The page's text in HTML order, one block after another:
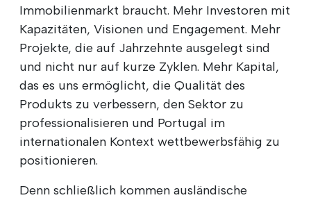
Immobilienmarkt braucht. Mehr Investoren mit
Kapazitäten, Visionen und Engagement. Mehr
Projekte, die auf Jahrzehnte ausgelegt sind
und nicht nur auf kurze Zyklen. Mehr Kapital,
das es uns ermöglicht, die Qualität des
Produkts zu verbessern, den Sektor zu
professionalisieren und Portugal im
internationalen Kontext wettbewerbsfähig zu
positionieren.
Denn schließlich kommen ausländische